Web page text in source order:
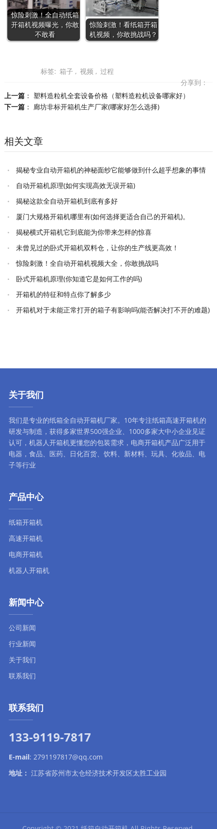
惊险刺激！全自动纸箱
开箱机视频曝光，你敢
不敢看
惊险刺激！看纸箱开箱
机视频，你敢挑战吗？
标签: 箱子 , 视频 , 过程
分享到：
上一篇： 塑料造粒机全套设备价格（塑料造粒机设备哪家好）
下一篇： 廊坊非标开箱机生产厂家(哪家好怎么选择)
相关文章
揭秘专业自动开箱机的神秘面纱它能够做到什么超乎想象的事情
自动开箱机原理(如何实现高效无误开箱)
揭秘这款全自动开箱机到底有多好
厦门大规格开箱机哪里有(如何选择更适合自己的开箱机)。
揭秘横式开箱机它到底能为你带来怎样的惊喜
未曾见过的卧式开箱机双料仓，让你的生产线更高效！
惊险刺激！全自动开箱机视频大全，你敢挑战吗
卧式开箱机原理(你知道它是如何工作的吗)
开箱机的特征和特点你了解多少
开箱机对于未能正常打开的箱子有影响吗(能否解决打不开的难题)
关于我们
我们是专业的纸箱全自动开箱机厂家。10年专注纸箱高速开箱机的
研发与制造，获得多家世界500强企业、1000多家大中小企业见证
认可， 机器人开箱机更懂您的包装需求， 电商开箱机产品广泛用于
电器，食品、医药、日化百货、饮料、新材料、玩具、化妆品、电
子等行业
产品中心
纸箱开箱机
高速开箱机
电商开箱机
机器人开箱机
新闻中心
公司新闻
行业新闻
关于我们
联系我们
联系我们
133-9119-7817
E-mail: 2791197817@qq.com
地址： 江苏省苏州市太仓经济技术开发区太胜工业园